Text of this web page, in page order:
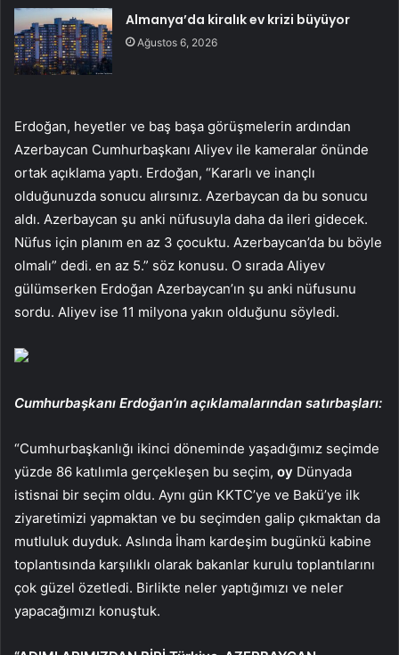
Almanya’da kiralık ev krizi büyüyor
Ağustos 6, 2026
Erdoğan, heyetler ve baş başa görüşmelerin ardından
Azerbaycan Cumhurbaşkanı Aliyev ile kameralar önünde
ortak açıklama yaptı. Erdoğan, “Kararlı ve inançlı
olduğunuzda sonucu alırsınız. Azerbaycan da bu sonucu
aldı. Azerbaycan şu anki nüfusuyla daha da ileri gidecek.
Nüfus için planım en az 3 çocuktu. Azerbaycan’da bu böyle
olmalı” dedi. en az 5.” söz konusu. O sırada Aliyev
gülümserken Erdoğan Azerbaycan’ın şu anki nüfusunu
sordu. Aliyev ise 11 milyona yakın olduğunu söyledi.
Cumhurbaşkanı Erdoğan’ın açıklamalarından satırbaşları:
“Cumhurbaşkanlığı ikinci döneminde yaşadığımız seçimde
yüzde 86 katılımla gerçekleşen bu seçim, oy Dünyada
istisnai bir seçim oldu. Aynı gün KKTC’ye ve Bakü’ye ilk
ziyaretimizi yapmaktan ve bu seçimden galip çıkmaktan da
mutluluk duyduk. Aslında İham kardeşim bugünkü kabine
toplantısında karşılıklı olarak bakanlar kurulu toplantılarını
çok güzel özetledi. Birlikte neler yaptığımızı ve neler
yapacağımızı konuştuk.